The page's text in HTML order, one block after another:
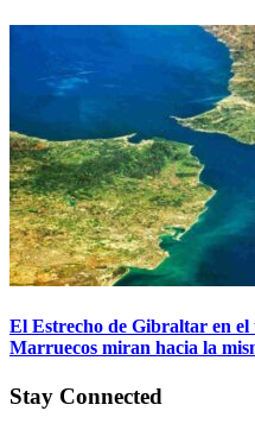
El Estrecho de Gibraltar en
Marruecos miran hacia la
Stay Connected